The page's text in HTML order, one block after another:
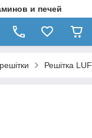
и печей
Решітка